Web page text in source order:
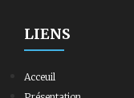
LIENS
Acceuil